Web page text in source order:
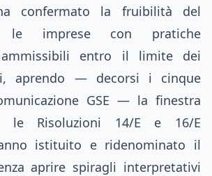
confermato la fruibilità del
le imprese con pratiche
ammissibili entro il limite dei
aprendo — decorsi i cinque
GSE — la finestra
Risoluzioni 14/E e 16/E
istituito e ridenominato il
aprire spiragli interpretativi